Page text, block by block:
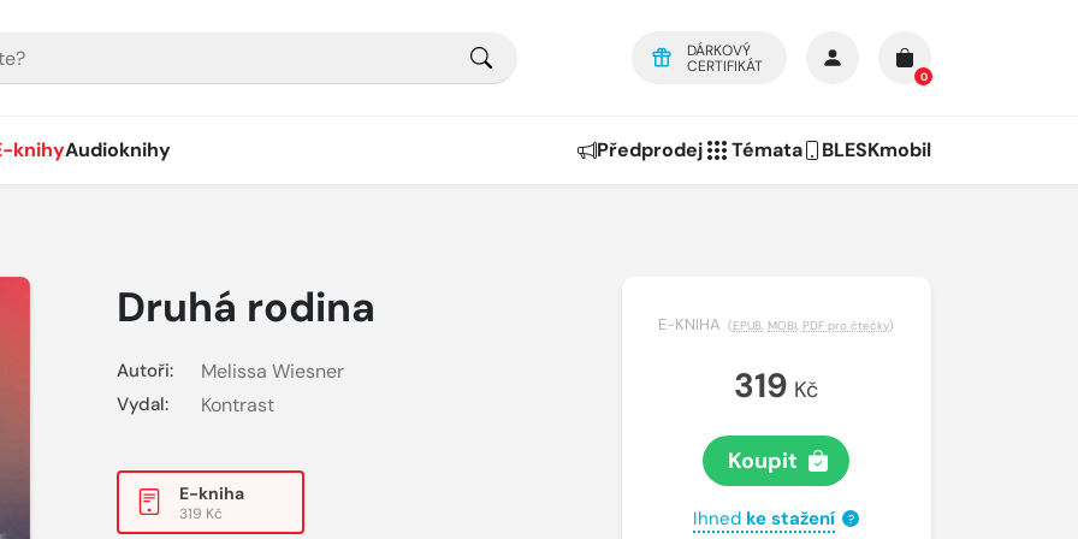
DÁRKOVÝ
CERTIFIKÁT
0
knihyAudioknihy Předprodej Témata BLESKmobil
Druhá rodina
Autoři: Melissa Wiesner
Vydal: Kontrast
E-kniha
319 Kč
E-KNIHA (EPUB, MOBI, PDF pro čtečky)
319 Kč
Koupit
Ihned ke stažení ?